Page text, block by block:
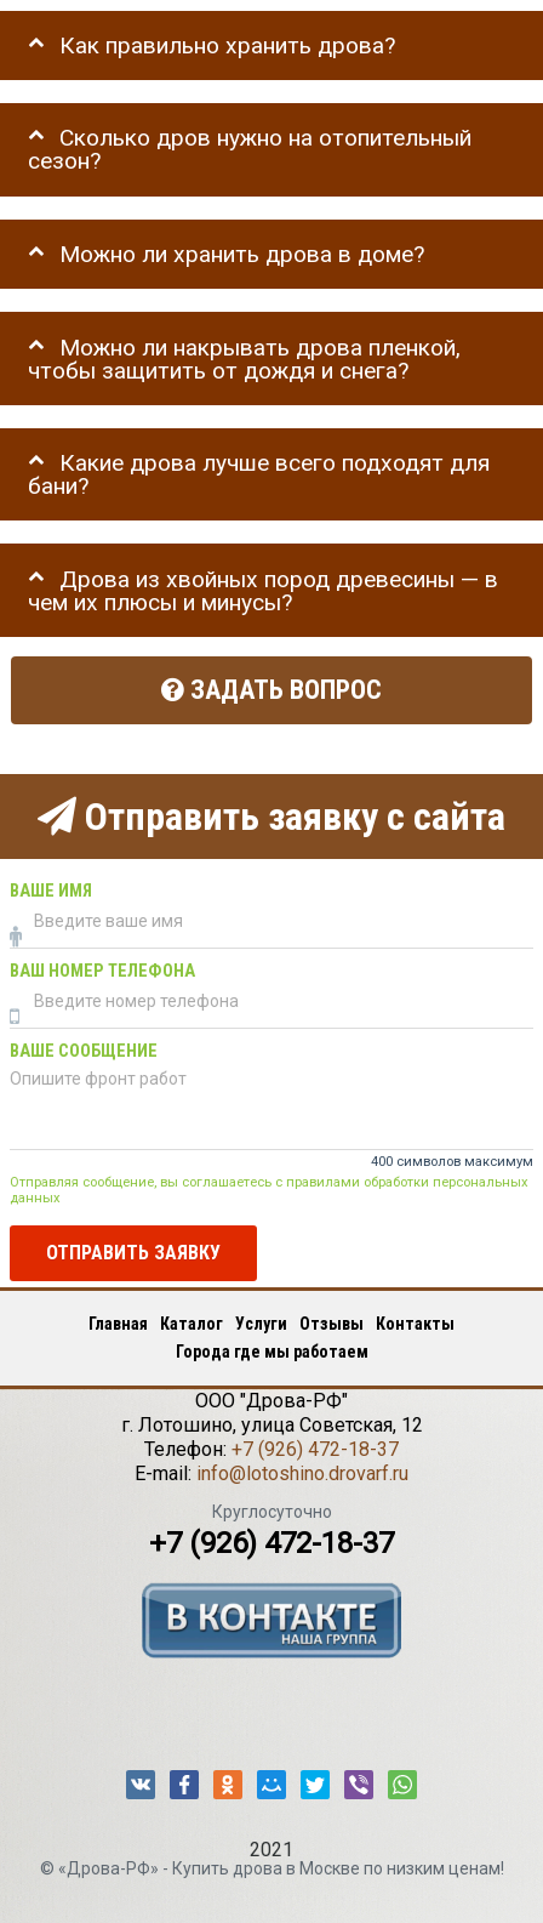
Как правильно хранить дрова?
Сколько дров нужно на отопительный
сезон?
Можно ли хранить дрова в доме?
Можно ли накрывать дрова пленкой,
чтобы защитить от дождя и снега?
Какие дрова лучше всего подходят для
бани?
Дрова из хвойных пород древесины — в
чем их плюсы и минусы?
ЗАДАТЬ ВОПРОС
Отправить заявку с сайта
ВАШЕ ИМЯ
ВАШ НОМЕР ТЕЛЕФОНА
ВАШЕ СООБЩЕНИЕ
400 символов максимум
Отправляя сообщение, вы соглашаетесь с правилами обработки персональных
данных
ОТПРАВИТЬ ЗАЯВКУ
Главная Каталог Услуги Отзывы
Контакты
Города где мы работаем
ООО "Дрова-РФ"
г. Лотошино, улица Советская, 12
Телефон: +7 (926) 472-18-37
E-mail: info@lotoshino.drovarf.ru
Круглосуточно
+7 (926) 472-18-37
2021
© «Дрова-РФ» - Купить дрова в Москве по низким ценам!